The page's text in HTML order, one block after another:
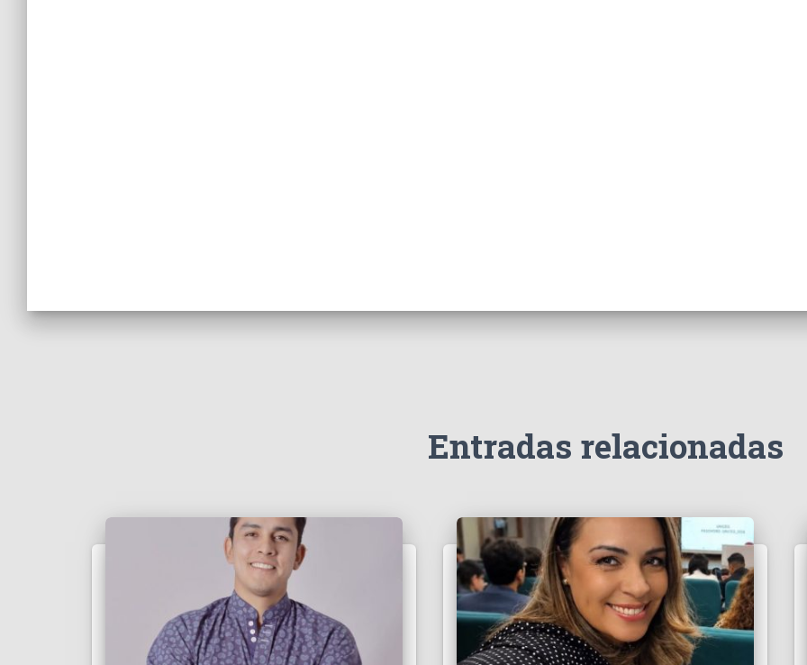
Entradas relacionadas